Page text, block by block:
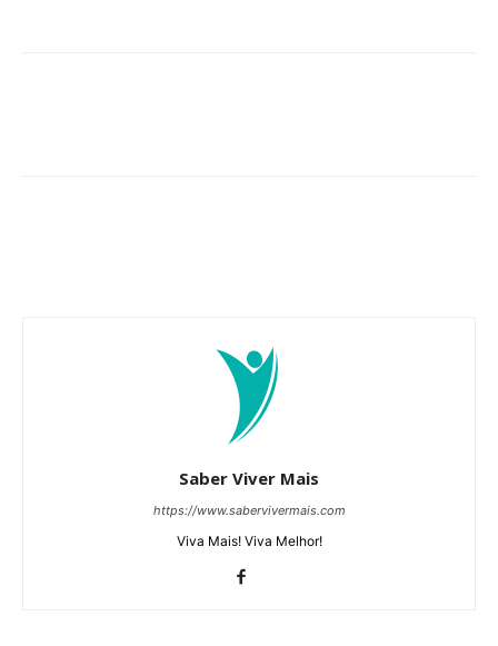
Saber Viver Mais
https://www.sabervivermais.com
Viva Mais! Viva Melhor!